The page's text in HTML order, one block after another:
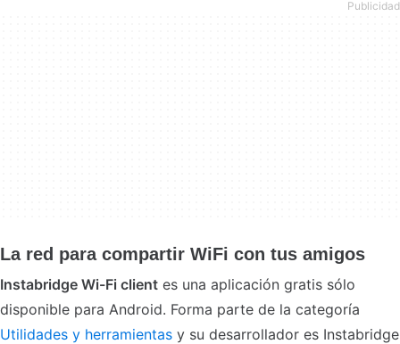
La red para compartir WiFi con tus amigos
Instabridge Wi-Fi client es una aplicación gratis sólo
disponible para Android. Forma parte de la categoría
Utilidades y herramientas y su desarrollador es Instabridge